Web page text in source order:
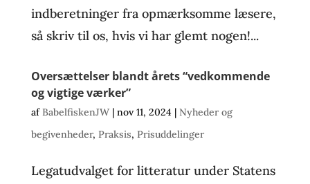
indberetninger fra opmærksomme læsere,
så skriv til os, hvis vi har glemt nogen!...
Oversættelser blandt årets “vedkommende
og vigtige værker”
afBabelfiskenJW| nov 11, 2024 | Nyheder og
begivenheder, Praksis, Prisuddelinger
Legatudvalget for litteratur under Statens